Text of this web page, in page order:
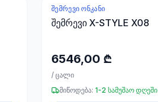
ᲨᲔᲛᲠᲔᲕᲘ ᲝᲜᲙᲐᲜᲘ
შემრევი X-STYLE X08
6546,00 ₾
/ ცალი
მიწოდება: 1-2 სამუშაო დღეში